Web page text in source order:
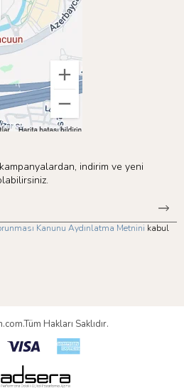
indirim ve yeni
Kanunu Aydınlatma Metnini kabul
Hakları Saklıdır.